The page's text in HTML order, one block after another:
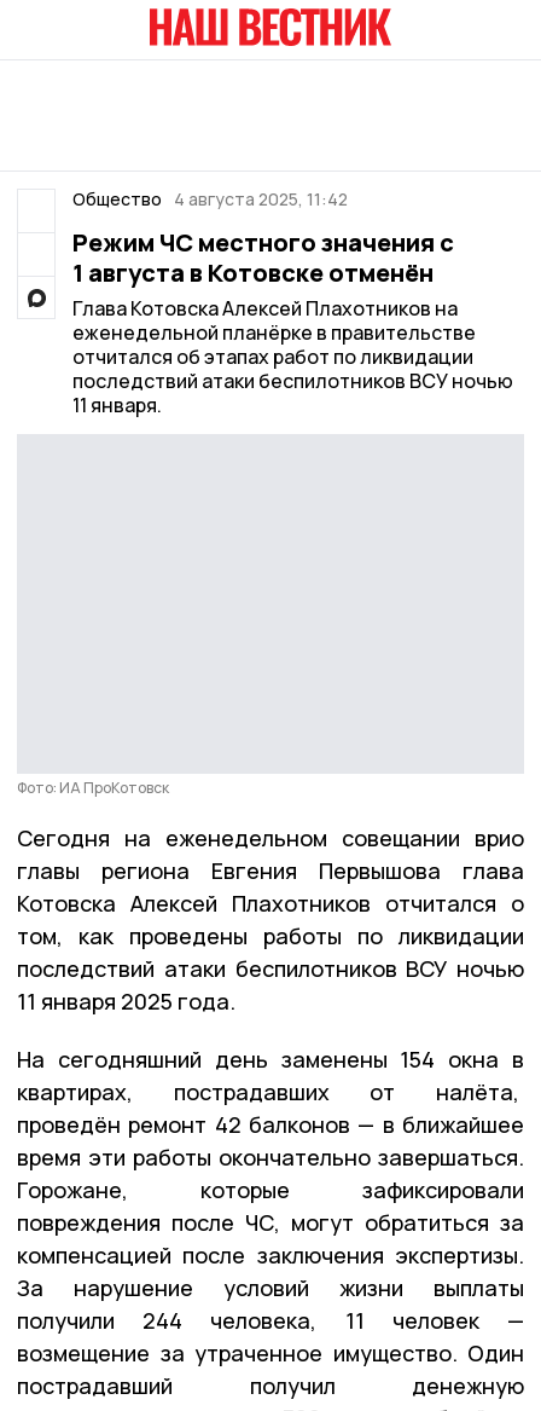
Общество 4 августа 2025, 11:42
Режим ЧС местного значения с
1 августа в Котовске отменён
Глава Котовска Алексей Плахотников на
еженедельной планёрке в правительстве
отчитался об этапах работ по ликвидации
последствий атаки беспилотников ВСУ ночью
11 января.
Фото: ИА ПроКотовск
Сегодня на еженедельном совещании врио
главы региона Евгения Первышова глава
Котовска Алексей Плахотников отчитался о
том, как проведены работы по ликвидации
последствий атаки беспилотников ВСУ ночью
11 января 2025 года.
На сегодняшний день заменены 154 окна в
квартирах, пострадавших от налёта,
проведён ремонт 42 балконов — в ближайшее
время эти работы окончательно завершаться.
Горожане, которые зафиксировали
повреждения после ЧС, могут обратиться за
компенсацией после заключения экспертизы.
За нарушение условий жизни выплаты
получили 244 человека, 11 человек —
возмещение за утраченное имущество. Один
пострадавший получил денежную